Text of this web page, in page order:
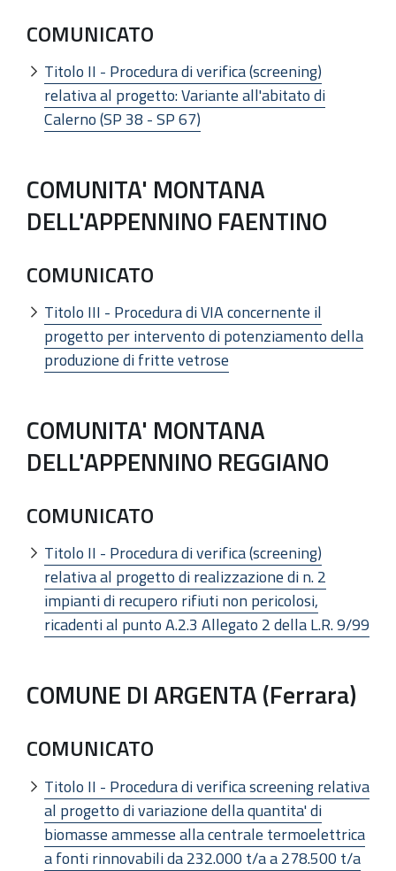
COMUNICATO
Titolo II - Procedura di verifica (screening)
relativa al progetto: Variante all'abitato di
Calerno (SP 38 - SP 67)
COMUNITA' MONTANA
DELL'APPENNINO FAENTINO
COMUNICATO
Titolo III - Procedura di VIA concernente il
progetto per intervento di potenziamento della
produzione di fritte vetrose
COMUNITA' MONTANA
DELL'APPENNINO REGGIANO
COMUNICATO
Titolo II - Procedura di verifica (screening)
relativa al progetto di realizzazione di n. 2
impianti di recupero rifiuti non pericolosi,
ricadenti al punto A.2.3 Allegato 2 della L.R. 9/99
COMUNE DI ARGENTA (Ferrara)
COMUNICATO
Titolo II - Procedura di verifica screening relativa
al progetto di variazione della quantita' di
biomasse ammesse alla centrale termoelettrica
a fonti rinnovabili da 232.000 t/a a 278.500 t/a